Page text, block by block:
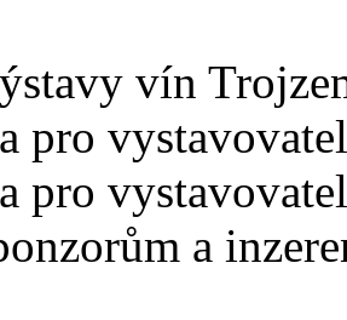
vín
pro
pro
a